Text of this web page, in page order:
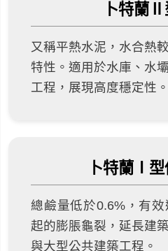
卜特蘭
又稱平熱水泥，水合熱
特性。適用於水庫、水
工程，展現高度穩定性。
卜特蘭Ⅰ
總鹼量低於0.6%，有效
起的膨脹龜裂，延長建
與大型公共建築工程。